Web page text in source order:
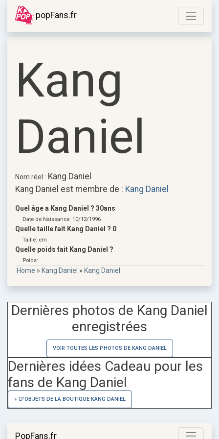
popFans.fr
Kang
Daniel
Nom réel : Kang Daniel
Kang Daniel est membre de : Kang Daniel
Quel âge a Kang Daniel ? 30ans
Date de Naissance: 10/12/1996
Quelle taille fait Kang Daniel ? 0
Taille: cm
Quelle poids fait Kang Daniel ?
Poids:
Home » Kang Daniel » Kang Daniel
Dernières photos de Kang Daniel
enregistrées
VOIR TOUTES LES PHOTOS DE KANG DANIEL
Dernières idées Cadeau pour les
fans de Kang Daniel
+ D'OBJETS DE LA BOUTIQUE KANG DANIEL
PopFans.fr